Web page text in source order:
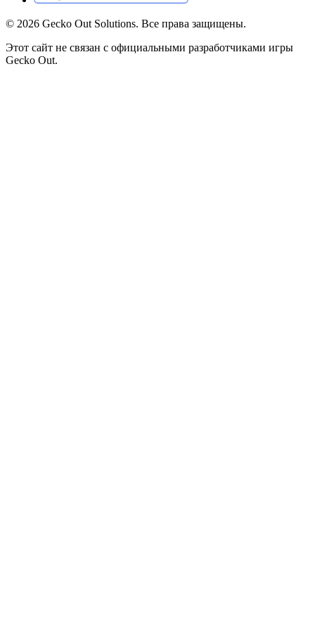
© 2026 Gecko Out Solutions. Все права защищены.
Этот сайт не связан с официальными разработчиками игры
Gecko Out.